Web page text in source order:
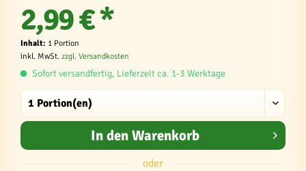
2,99 € *
Inhalt: 1 Portion
inkl. MwSt. zzgl. Versandkosten
Sofort versandfertig, Lieferzeit ca. 1-3 Werktage
In den Warenkorb
oder